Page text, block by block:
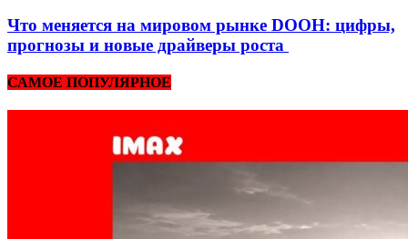
Что меняется на мировом рынке DOOH: цифры,
прогнозы и новые драйверы роста
САМОЕ ПОПУЛЯРНОЕ